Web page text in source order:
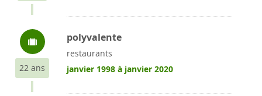
22 ans
polyvalente
restaurants
janvier 1998 à janvier 2020